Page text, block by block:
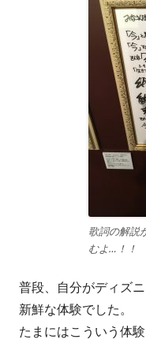
歌詞の解説
むよ…！！
普段、自分がディズ
新鮮な体験でした。
たまにはこういう体験